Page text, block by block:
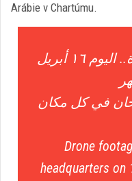
Arábie v Chartúmu.
تصوير درون للمطار والقيادة.. اليوم ١٦ أبريل
Drone
headquarters